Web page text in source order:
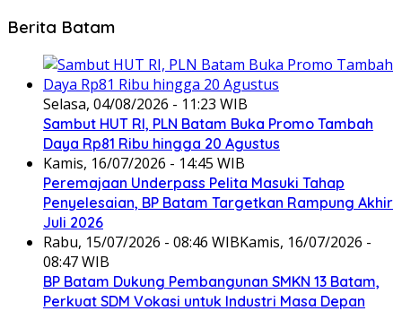
Berita Batam
Selasa, 04/08/2026 - 11:23 WIB
Sambut HUT RI, PLN Batam Buka Promo Tambah
Daya Rp81 Ribu hingga 20 Agustus
Kamis, 16/07/2026 - 14:45 WIB
Peremajaan Underpass Pelita Masuki Tahap
Penyelesaian, BP Batam Targetkan Rampung Akhir
Juli 2026
Rabu, 15/07/2026 - 08:46 WIBKamis, 16/07/2026 -
08:47 WIB
BP Batam Dukung Pembangunan SMKN 13 Batam,
Perkuat SDM Vokasi untuk Industri Masa Depan